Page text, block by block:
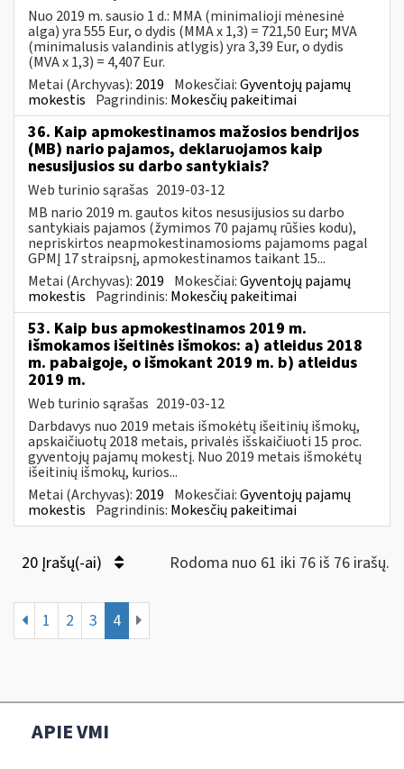
Nuo 2019 m. sausio 1 d.: MMA (minimalioji mėnesinė
alga) yra 555 Eur, o dydis (MMA x 1,3) = 721,50 Eur; MVA
(minimalusis valandinis atlygis) yra 3,39 Eur, o dydis
(MVA x 1,3) = 4,407 Eur.
Metai (Archyvas): 2019 Mokesčiai:Gyventojų pajamų
mokestis Pagrindinis: Mokesčių pakeitimai
36. Kaip apmokestinamos mažosios bendrijos
(MB) nario pajamos, deklaruojamos kaip
nesusijusios su darbo santykiais?
Web turinio sąrašas 2019-03-12
MB nario 2019 m. gautos kitos nesusijusios su darbo
santykiais pajamos (žymimos 70 pajamų rūšies kodu),
nepriskirtos neapmokestinamosioms pajamoms pagal
GPMĮ 17 straipsnį, apmokestinamos taikant 15...
Metai (Archyvas): 2019 Mokesčiai:Gyventojų pajamų
mokestis Pagrindinis: Mokesčių pakeitimai
53. Kaip bus apmokestinamos 2019 m.
išmokamos išeitinės išmokos: a) atleidus 2018
m. pabaigoje, o išmokant 2019 m. b) atleidus
2019 m.
Web turinio sąrašas 2019-03-12
Darbdavys nuo 2019 metais išmokėtų išeitinių išmokų,
apskaičiuotų 2018 metais, privalės išskaičiuoti 15 proc.
gyventojų pajamų mokestį. Nuo 2019 metais išmokėtų
išeitinių išmokų, kurios...
Metai (Archyvas): 2019 Mokesčiai:Gyventojų pajamų
mokestis Pagrindinis: Mokesčių pakeitimai
20 Įrašų(-ai) Rodoma nuo 61 iki 76 iš 76 irašų.
1 2 3 4
APIE VMI